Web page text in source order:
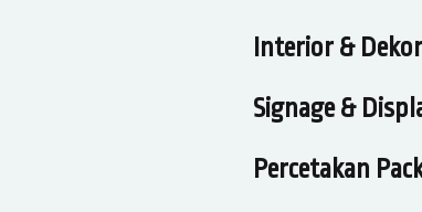
Interior &
Signage &
Percetakan